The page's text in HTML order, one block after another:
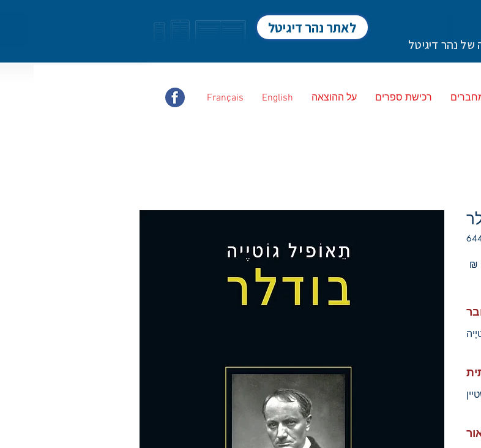
של נהר דיגיטל
לאתר נהר דיגיטל
Français English על ההוצאה רכישת ספרים